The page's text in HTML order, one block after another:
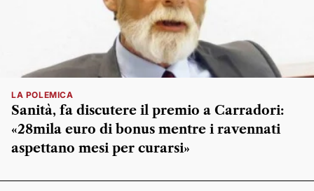
LA POLEMICA
Sanità, fa discutere il premio a Carradori:
«28mila euro di bonus mentre i ravennati
aspettano mesi per curarsi»